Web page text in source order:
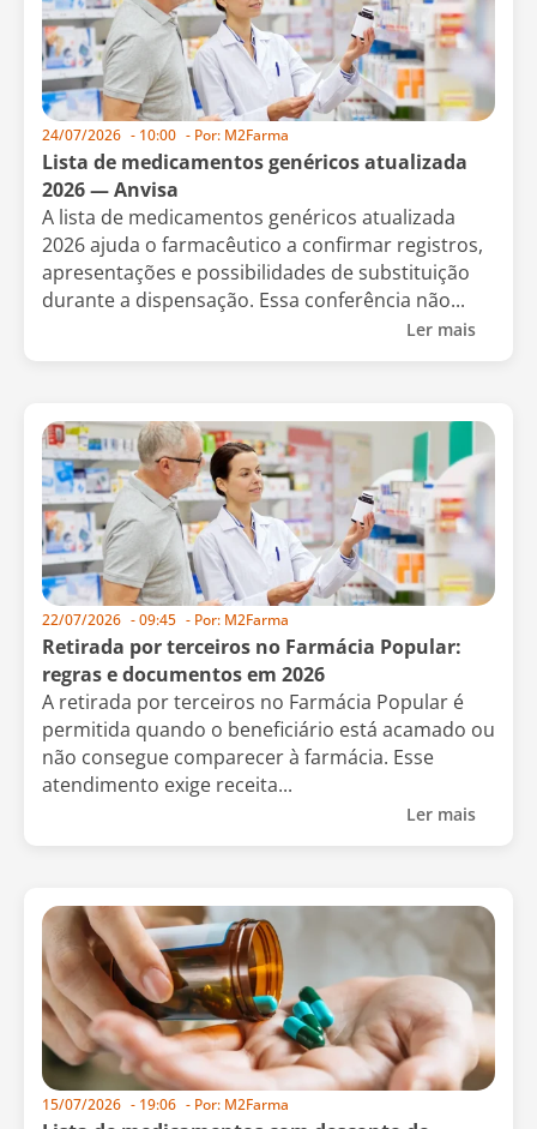
24/07/2026 - 10:00 - Por: M2Farma
Lista de medicamentos genéricos atualizada
2026 — Anvisa
A lista de medicamentos genéricos atualizada
2026 ajuda o farmacêutico a confirmar registros,
apresentações e possibilidades de substituição
durante a dispensação. Essa conferência não...
Ler mais
22/07/2026 -09:45 - Por: M2Farma
Retirada por terceiros no Farmácia Popular:
regras e documentos em 2026
A retirada por terceiros no Farmácia Popular é
permitida quando o beneficiário está acamado ou
não consegue comparecer à farmácia. Esse
atendimento exige receita...
Ler mais
15/07/2026 - 19:06 - Por: M2Farma